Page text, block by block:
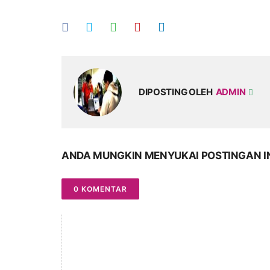
DIPOSTING OLEH ADMIN
ANDA MUNGKIN MENYUKAI POSTINGAN
0 KOMENTAR